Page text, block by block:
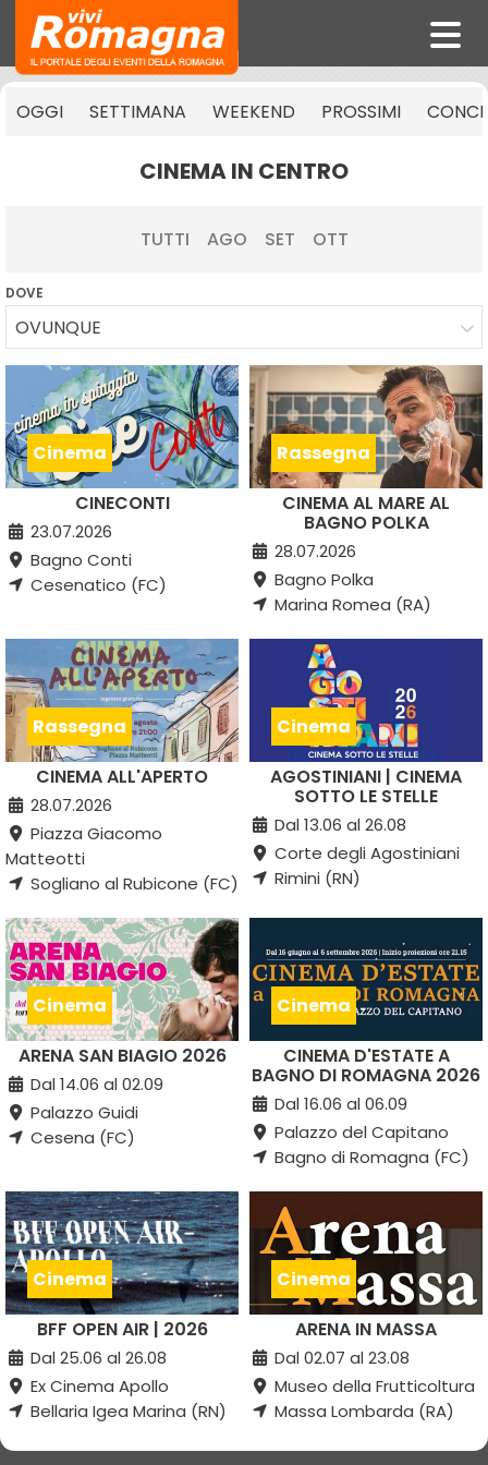
OGGI SETTIMANA WEEKEND PROSSIMI
CINEMA IN CENTRO
TUTTI AGO SET OTT
DOVE
OVUNQUE
Cinema
CINECONTI
23.07.2026
Bagno Conti
Cesenatico (FC)
Rassegna
CINEMA AL MARE AL
BAGNO POLKA
28.07.2026
Bagno Polka
Marina Romea (RA)
Rassegna
CINEMA ALL'APERTO
28.07.2026
Piazza Giacomo
Matteotti
Sogliano al Rubicone (FC)
Cinema
AGOSTINIANI | CINEMA
SOTTO LE STELLE
Dal 13.06 al 26.08
Corte degli Agostiniani
Rimini (RN)
Cinema
ARENA SAN BIAGIO 2026
Dal 14.06 al 02.09
Palazzo Guidi
Cesena (FC)
Cinema
CINEMA D'ESTATE A
BAGNO DI ROMAGNA 2026
Dal 16.06 al 06.09
Palazzo del Capitano
Bagno di Romagna (FC)
Cinema
BFF OPEN AIR | 2026
Dal 25.06 al 26.08
Ex Cinema Apollo
Bellaria Igea Marina (RN)
Cinema
ARENA IN MASSA
Dal 02.07 al 23.08
Museo della Frutticoltura
Massa Lombarda (RA)